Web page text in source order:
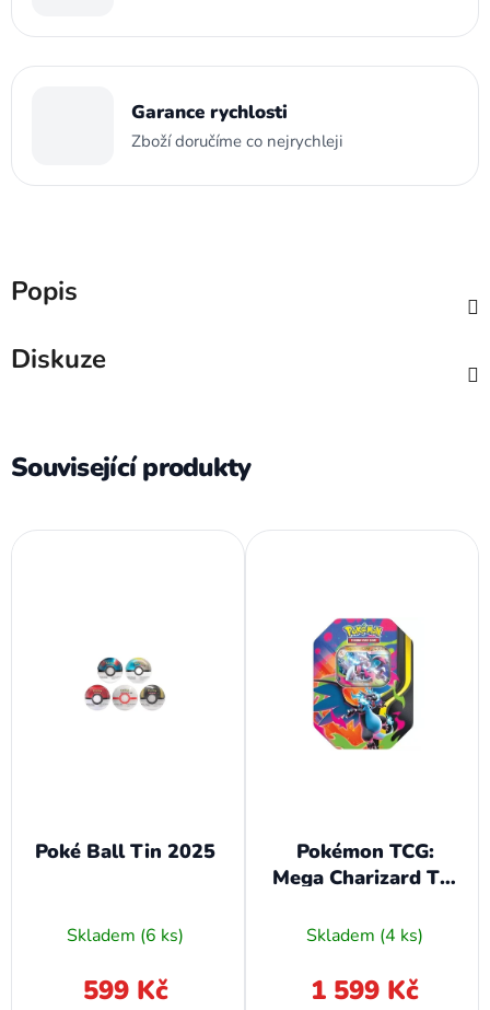
Garance rychlosti
Zboží doručíme co nejrychleji
Popis
Diskuze
Související produkty
Poké Ball Tin 2025
Skladem (6 ks)
599 Kč
Pokémon TCG:
Mega Charizard Tin
ex
Skladem (4 ks)
1 599 Kč